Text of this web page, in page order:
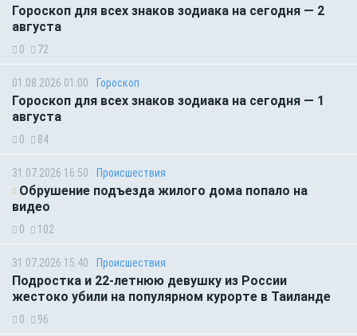
Гороскоп для всех знаков зодиака на сегодня — 2
августа
0 72
01.08.2026 01:00 Гороскоп
Гороскоп для всех знаков зодиака на сегодня — 1
августа
0 84
31.07.2026 16:50 Происшествия
Обрушение подъезда жилого дома попало на
видео
0 102
31.07.2026 15:40 Происшествия
Подростка и 22-летнюю девушку из России
жестоко убили на популярном курорте в Таиланде
0 96